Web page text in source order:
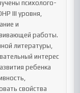
психолого-
III уровня,
и
работы.
литературы,
интерес
ребенка
свойства